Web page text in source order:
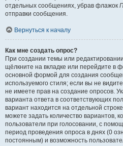
отдельных сообщениях, убрав флажок
отправки сообщения.
Вернуться к началу
Как мне создать опрос?
При создании темы или
щёлкните на вкладке или перейдите в
основной формой для создания
используемого стиля; если вы не
не имеете прав на создание опросов.
варианта ответа в соответствующих
вариант находится на отдельной
можете задать количество вариантов,
пользователи при голосовании, с
период проведения опроса в днях (0
постоянным) и возможность